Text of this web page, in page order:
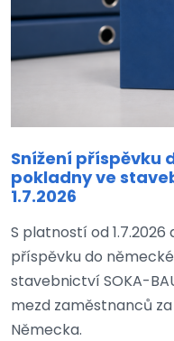
Snížení příspěvku
pokladny ve
1.7.2026
S platností od
příspěvku do
stavebnictví SOKA-
mezd zaměstnanců
Německa.